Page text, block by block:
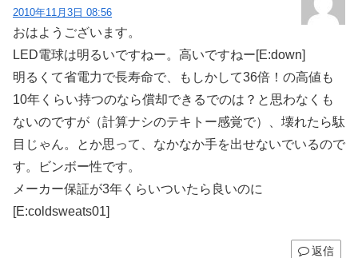
2010年11月3日 08:56
おはようございます。
LED電球は明るいですねー。高いですねー[E:down]
明るくて省電力で長寿命で、もしかして36倍！の高値も
10年くらい持つのなら償却できるでのは？と思わなくも
ないのですが（計算ナシのテキトー感覚で）、壊れたら駄
目じゃん。とか思って、なかなか手を出せないでいるので
す。ビンボー性です。
メーカー保証が3年くらいついたら良いのに
[E:coldsweats01]
返信